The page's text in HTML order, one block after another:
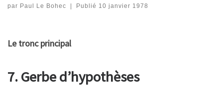
par Paul Le Bohec Publié 10 janvier 1978
Le tronc principal
7. Gerbe d’hypothèses